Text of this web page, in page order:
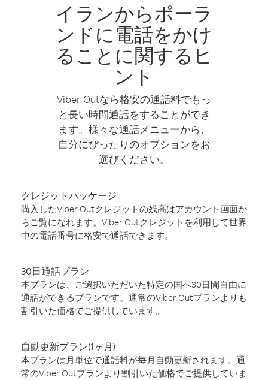
イランからポーラ
ンドに電話をかけ
ることに関するヒ
ント
Viber Outなら格安の通話料でもっ
と長い時間通話をすることができ
ます。様々な通話メニューから、
自分にぴったりのオプションをお
選びください。
クレジットパッケージ
購入したViber Outクレジットの残高はアカウント画面か
らご覧になれます。Viber Outクレジットを利用して世界
中の電話番号に格安で通話できます。
30日通話プラン
本プランは、ご選択いただいた特定の国へ30日間自由に
通話ができるプランです。通常のViber Outプランよりも
割引いた価格でご提供しています。
自動更新プラン(1ヶ月)
本プランは月単位で通話料が毎月自動更新されます。通
常のViber Outプランより割引いた価格でご提供していま